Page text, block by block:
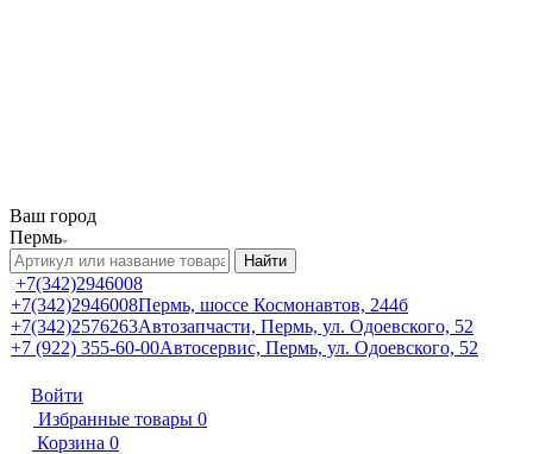
Ваш город
Пермь
Найти
+7(342)2946008
+7(342)2946008Пермь, шоссе Космонавтов, 244б
+7(342)2576263Автозапчасти, Пермь, ул. Одоевского, 52
+7 (922) 355-60-00Автосервис, Пермь, ул. Одоевского, 52
Войти
Избранные товары 0
Корзина 0